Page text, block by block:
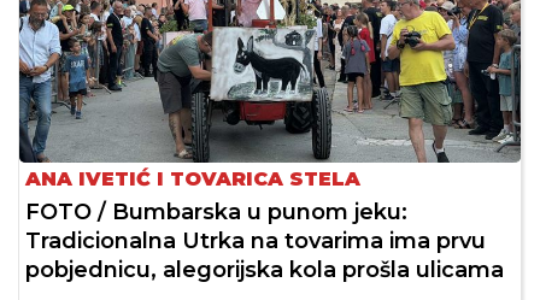
ANA IVETIĆ I TOVARICA STELA
FOTO / Bumbarska u punom jeku:
Tradicionalna Utrka na tovarima ima prvu
pobjednicu, alegorijska kola prošla ulicama